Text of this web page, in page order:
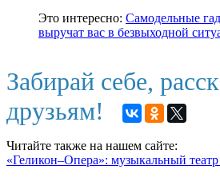
Это интересно: Самодельные
выручат вас в безвыходной
Забирай себе,
друзьям!
Читайте также на нашем сайте:
«Геликон–Опера»: музыкальный